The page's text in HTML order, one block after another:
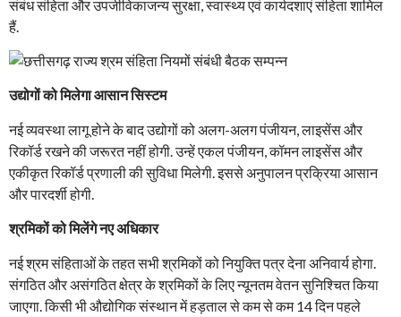
संबंध संहिता और उपजीविकाजन्य सुरक्षा, स्वास्थ्य एवं कार्यदशाएं संहिता शामिल
हैं.
उद्योगों को मिलेगा आसान सिस्टम
नई व्यवस्था लागू होने के बाद उद्योगों को अलग-अलग पंजीयन, लाइसेंस और
रिकॉर्ड रखने की जरूरत नहीं होगी. उन्हें एकल पंजीयन, कॉमन लाइसेंस और
एकीकृत रिकॉर्ड प्रणाली की सुविधा मिलेगी. इससे अनुपालन प्रक्रिया आसान
और पारदर्शी होगी.
श्रमिकों को मिलेंगे नए अधिकार
नई श्रम संहिताओं के तहत सभी श्रमिकों को नियुक्ति पत्र देना अनिवार्य होगा.
संगठित और असंगठित क्षेत्र के श्रमिकों के लिए न्यूनतम वेतन सुनिश्चित किया
जाएगा. किसी भी औद्योगिक संस्थान में हड़ताल से कम से कम 14 दिन पहले